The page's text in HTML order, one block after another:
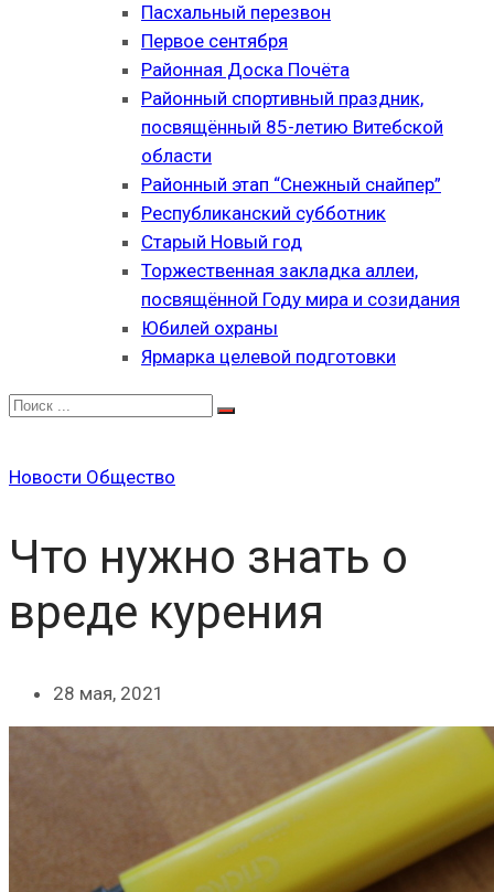
Пасхальный перезвон
Первое сентября
Районная Доска Почёта
Районный спортивный праздник,
посвящённый 85-летию Витебской
области
Районный этап “Снежный снайпер”
Республиканский субботник
Старый Новый год
Торжественная закладка аллеи,
посвящённой Году мира и созидания
Юбилей охраны
Ярмарка целевой подготовки
Новости Общество
Что нужно знать о
вреде курения
28 мая, 2021